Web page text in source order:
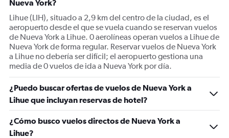
axis
displaying
values.
Range:
0
to
1200.
Nueva York?
Lihue (LIH), situado a 2,9 km del centro de la ciudad, es el
aeropuerto desde el que se vuela cuando se reservan vuelos
de Nueva York a Lihue. 0 aerolíneas operan vuelos a Lihue de
Nueva York de forma regular. Reservar vuelos de Nueva York
a Lihue no debería ser difícil; el aeropuerto gestiona una
media de 0 vuelos de ida a Nueva York por día.
¿Puedo buscar ofertas de vuelos de Nueva York a
Lihue que incluyan reservas de hotel?
¿Cómo busco vuelos directos de Nueva York a
Lihue?